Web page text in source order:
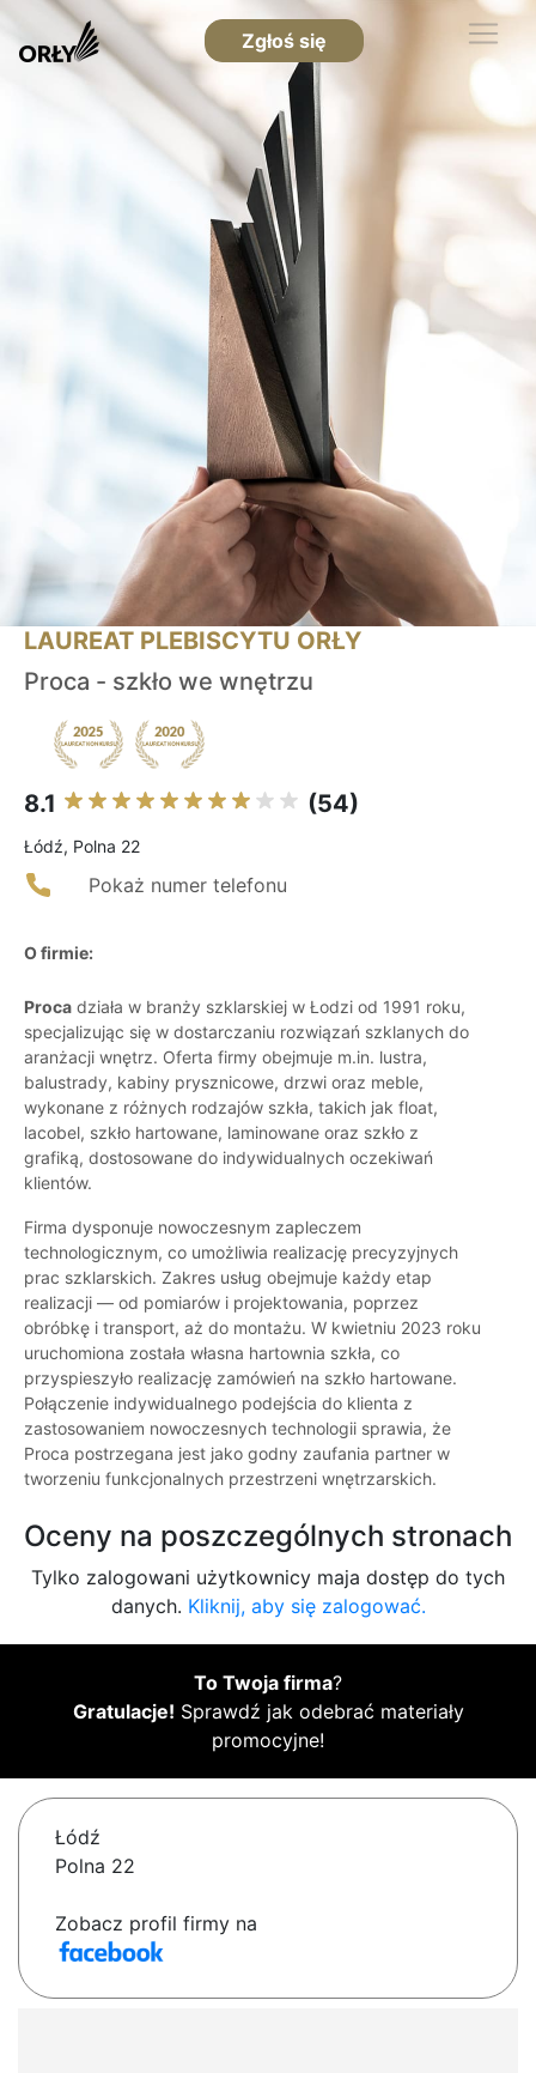
Zgłoś się
LAUREAT PLEBISCYTU ORŁY
Proca - szkło we wnętrzu
8.1 (54)
Łódź, Polna 22
Pokaż numer telefonu
O firmie:
Proca działa w branży szklarskiej w Łodzi od 1991 roku,
specjalizując się w dostarczaniu rozwiązań szklanych do
aranżacji wnętrz. Oferta firmy obejmuje m.in. lustra,
balustrady, kabiny prysznicowe, drzwi oraz meble,
wykonane z różnych rodzajów szkła, takich jak float,
lacobel, szkło hartowane, laminowane oraz szkło z
grafiką, dostosowane do indywidualnych oczekiwań
klientów.
Firma dysponuje nowoczesnym zapleczem
technologicznym, co umożliwia realizację precyzyjnych
prac szklarskich. Zakres usług obejmuje każdy etap
realizacji — od pomiarów i projektowania, poprzez
obróbkę i transport, aż do montażu. W kwietniu 2023 roku
uruchomiona została własna hartownia szkła, co
przyspieszyło realizację zamówień na szkło hartowane.
Połączenie indywidualnego podejścia do klienta z
zastosowaniem nowoczesnych technologii sprawia, że
Proca postrzegana jest jako godny zaufania partner w
tworzeniu funkcjonalnych przestrzeni wnętrzarskich.
Oceny na poszczególnych stronach
Tylko zalogowani użytkownicy maja dostęp do tych
danych. Kliknij, aby się zalogować.
To Twoja firma?
Gratulacje! Sprawdź jak odebrać materiały
promocyjne!
Łódź
Polna 22
Zobacz profil firmy na